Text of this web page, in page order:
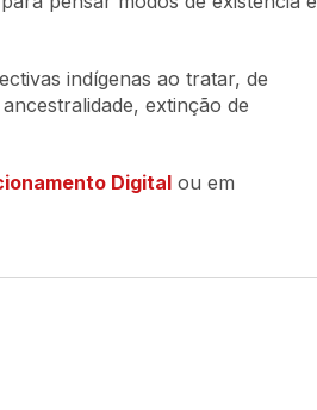
indígenas ao tratar, de
extinção de
Digitalou em